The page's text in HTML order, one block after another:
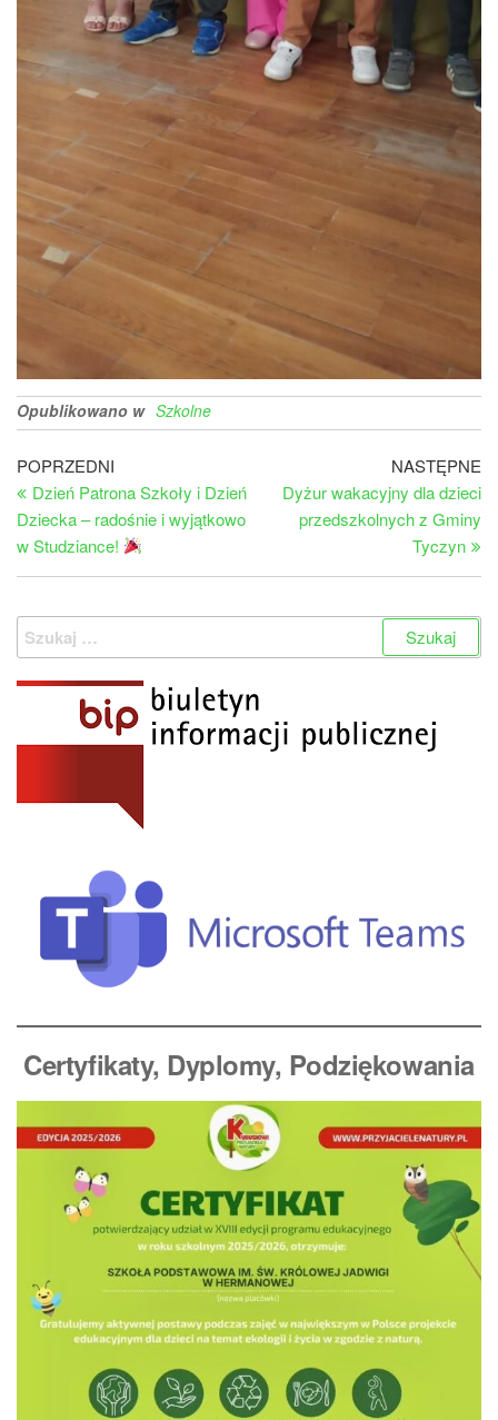
Opublikowano w Szkolne
Nawigacja
wpisu
Poprzedni
wpis
POPRZEDNI
Dzień Patrona Szkoły i Dzień
Dziecka – radośnie i wyjątkowo
w Studziance!
NASTĘPNE
Dyżur wakacyjny dla dzieci
przedszkolnych z Gminy
Tyczyn
Szukaj:
Certyfikaty, Dyplomy, Podziękowania